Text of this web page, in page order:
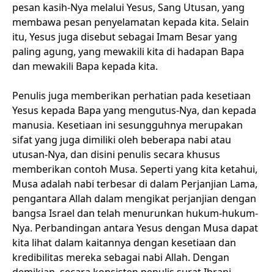
pesan kasih-Nya melalui Yesus, Sang Utusan, yang
membawa pesan penyelamatan kepada kita. Selain
itu, Yesus juga disebut sebagai Imam Besar yang
paling agung, yang mewakili kita di hadapan Bapa
dan mewakili Bapa kepada kita.
Penulis juga memberikan perhatian pada kesetiaan
Yesus kepada Bapa yang mengutus-Nya, dan kepada
manusia. Kesetiaan ini sesungguhnya merupakan
sifat yang juga dimiliki oleh beberapa nabi atau
utusan-Nya, dan disini penulis secara khusus
memberikan contoh Musa. Seperti yang kita ketahui,
Musa adalah nabi terbesar di dalam Perjanjian Lama,
pengantara Allah dalam mengikat perjanjian dengan
bangsa Israel dan telah menurunkan hukum-hukum-
Nya. Perbandingan antara Yesus dengan Musa dapat
kita lihat dalam kaitannya dengan kesetiaan dan
kredibilitas mereka sebagai nabi Allah. Dengan